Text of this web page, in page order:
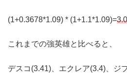
(1+0.3678*1.09) * (1+1.1*1.09)=3
これまでの強英雄と比べると、
デスコ(3.41)、エクレア(3.4)、ジ